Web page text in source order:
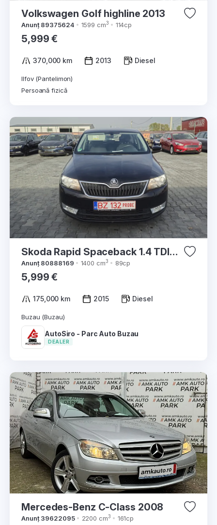
Volkswagen Golf highline 2013
Anunț 89375624 1599 cm3 114cp
5,999 €
370,000 km 2013 Diesel
Ilfov (Pantelimon)
Persoană fizică
Skoda Rapid Spaceback 1.4 TDI
2015
Anunț 80888169 1400 cm3 89cp
5,999 €
175,000 km 2015 Diesel
Buzau (Buzau)
AutoSiro - Parc Auto Buzau
DEALER
Mercedes-Benz C-Class 2008
Anunț 39622095 2200 cm3 161cp